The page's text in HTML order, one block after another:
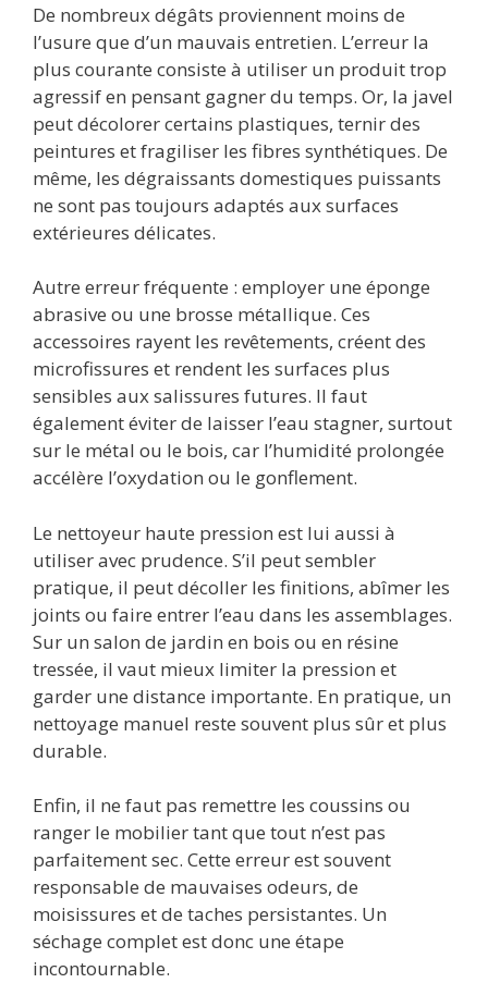
De nombreux dégâts proviennent moins de
l’usure que d’un mauvais entretien. L’erreur la
plus courante consiste à utiliser un produit trop
agressif en pensant gagner du temps. Or, la javel
peut décolorer certains plastiques, ternir des
peintures et fragiliser les fibres synthétiques. De
même, les dégraissants domestiques puissants
ne sont pas toujours adaptés aux surfaces
extérieures délicates.
Autre erreur fréquente : employer une éponge
abrasive ou une brosse métallique. Ces
accessoires rayent les revêtements, créent des
microfissures et rendent les surfaces plus
sensibles aux salissures futures. Il faut
également éviter de laisser l’eau stagner, surtout
sur le métal ou le bois, car l’humidité prolongée
accélère l’oxydation ou le gonflement.
Le nettoyeur haute pression est lui aussi à
utiliser avec prudence. S’il peut sembler
pratique, il peut décoller les finitions, abîmer les
joints ou faire entrer l’eau dans les assemblages.
Sur un salon de jardin en bois ou en résine
tressée, il vaut mieux limiter la pression et
garder une distance importante. En pratique, un
nettoyage manuel reste souvent plus sûr et plus
durable.
Enfin, il ne faut pas remettre les coussins ou
ranger le mobilier tant que tout n’est pas
parfaitement sec. Cette erreur est souvent
responsable de mauvaises odeurs, de
moisissures et de taches persistantes. Un
séchage complet est donc une étape
incontournable.